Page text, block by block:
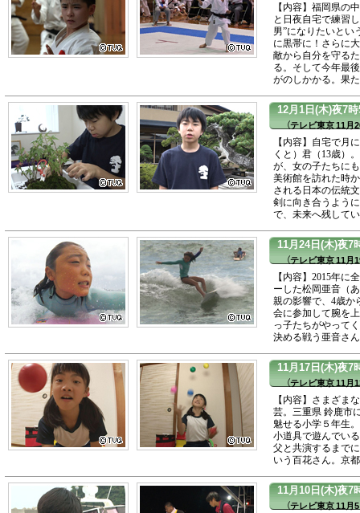
【内容】福岡県の
と日夜自宅で練習
男”になりたいとい
に黒帯に！さらに
敵から自分を守る
る。そして今年最
がのしかかる。果
12月1日(木)夜7
（テレビ東京 11月
【内容】自宅で月
くと）君（13歳）
が、女の子たちに
美術館を訪れた時
される日本の伝統
剣に向き合うよう
で、未来へ残して
11月24日(木)夜7
（テレビ東京 11月
【内容】2015年に
ーした松岡亜音（
親の影響で、4歳か
会に参加して腕を
っ子たちがやって
決める戦う亜音さ
11月17日(木)夜7
（テレビ東京 11月
【内容】さまざま
芸。三重県 鈴鹿市
魅せる小学５年生
小道具で遊んでい
父と共演するまで
いう百花さん。京
11月10日(木)夜7
（テレビ東京 11月